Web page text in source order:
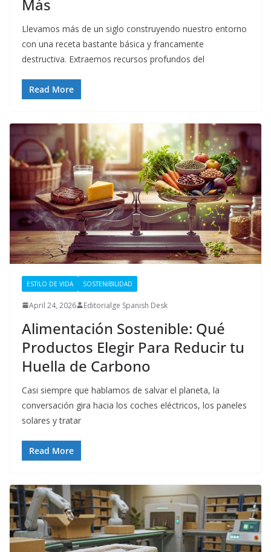
Más
Llevamos más de un siglo construyendo nuestro entorno
con una receta bastante básica y francamente
destructiva. Extraemos recursos profundos del
Read More
ESTILO DE VIDA SOSTENIBILIDAD
April 24, 2026 Editorialge Spanish Desk
Alimentación Sostenible: Qué
Productos Elegir Para Reducir tu
Huella de Carbono
Casi siempre que hablamos de salvar el planeta, la
conversación gira hacia los coches eléctricos, los paneles
solares y tratar
Read More